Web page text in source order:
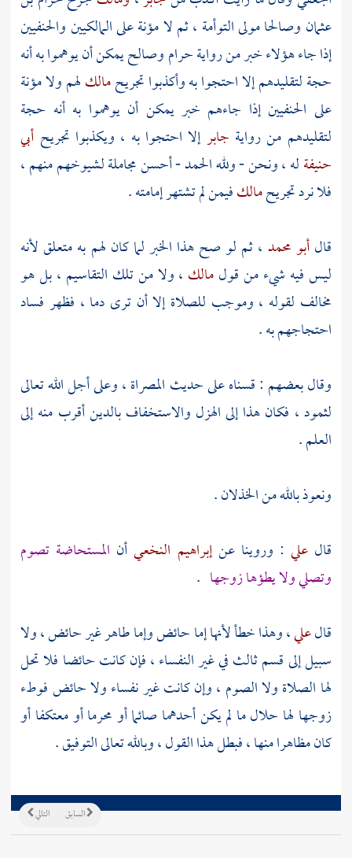
عثمان وصالحا مولى التوأمة ، ثم لا مؤنة على المالكيين والحنفيين
إذا جاء هؤلاء خبر من روايةحراموصالحيمكن أن يوهموا به أنه
حجة لتقليدهم إلا احتجوا به وأكذبوا تجريحمالكلهم ولا مؤنة
على الحنفيين إذا جاءهم خبر يمكن أن يوهموا به أنه حجة
لتقليدهم من رواية جابرإلا احتجوا به ، ويكذبوا تجريح أبي
حنيفةله ، ونحن - ولله الحمد - أحسن مجاملة لشيوخهم منهم ،
فلا نرد تجريحمالكفيمن لم تشتهر إمامته .
قالأبو محمد ، ثم لو صح هذا الخبر لما كان لهم به متعلق لأنه
ليس فيه شيء من قولمالك ، ولا من تلك التقاسيم ، بل هو
مخالف لقوله ، وموجب للصلاة إلا أن ترى دما ، فظهر فساد
احتجاجهم به .
وقال بعضهم : قسناه على حديث المصراة ، وعلى أجل الله تعالى
لثمود، فكان هذا إلى الهزل والاستخفاف بالدين أقرب منه إلى
العلم .
ونعوذ بالله من الخذلان .
قالعلي : وروينا عنإبراهيم النخعي أن المستحاضة تصوم
وتصلي ولا يطؤها زوجها .
قالعلي، وهذا خطأ لأنها إما حائض وإما طاهر غير حائض ، ولا
سبيل إلى قسم ثالث في غير النفساء ، فإن كانت حائضا فلا تحل
لها الصلاة ولا الصوم ، وإن كانت غير نفساء ولا حائض فوطء
زوجها لها حلال ما لم يكن أحدهما صائما أو محرما أو معتكفا أو
كان مظاهرا منها ، فبطل هذا القول ، وبالله تعالى التوفيق .
التالي السابق